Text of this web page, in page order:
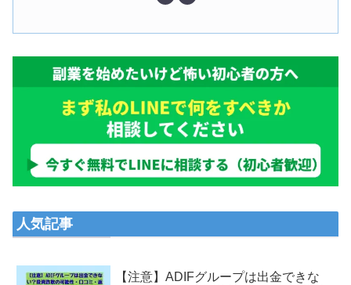
人気記事
【注意】ADIFグループは出金できな